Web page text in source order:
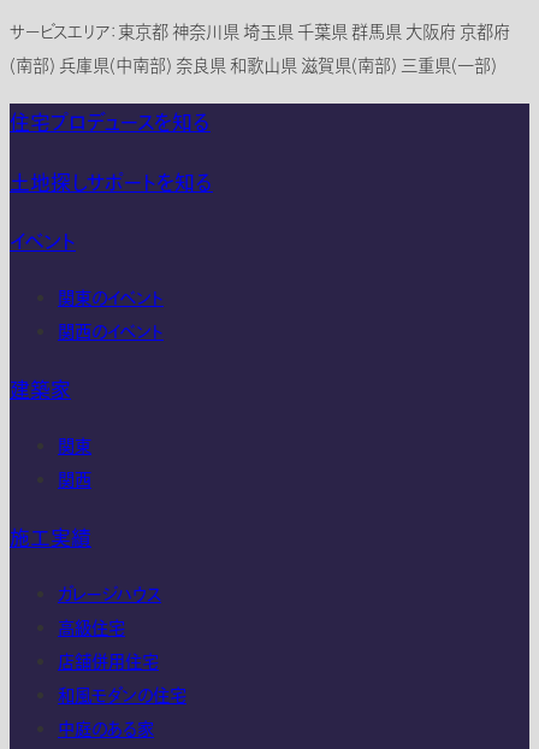
サービスエリア：東京都 神奈川県 埼玉県 千葉県 群馬県 大阪府 京都府
(南部) 兵庫県(中南部) 奈良県 和歌山県 滋賀県(南部) 三重県(一部)
住宅プロデュースを知る
土地探しサポートを知る
イベント
関東のイベント
関西のイベント
建築家
関東
関西
施工実績
ガレージハウス
高級住宅
店舗併用住宅
和風モダンの住宅
中庭のある家